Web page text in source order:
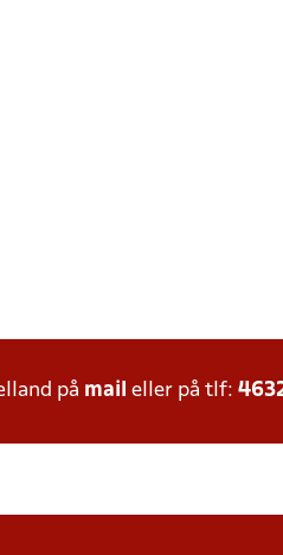
på mail eller på tlf: